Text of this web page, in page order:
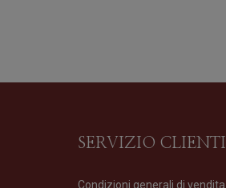
SERVIZIO CLIENTI
Condizioni generali di vendita